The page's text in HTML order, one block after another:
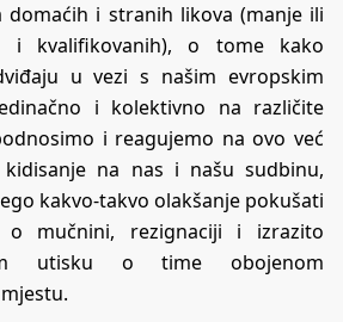
domaćih i stranih likova (manje ili
i kvalifikovanih), o tome kako
u vezi s našim evropskim
i kolektivno na različite
i reagujemo na ovo već
na nas i našu sudbinu,
kakvo-takvo olakšanje pokušati
mučnini, rezignaciji i izrazito
utisku o time obojenom